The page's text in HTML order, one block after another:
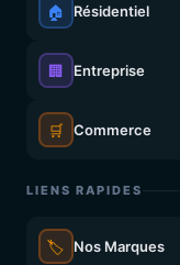
🏠 Résidentiel
🏢 Entreprise
🛒 Commerce
LIENS RAPIDES
🏷️ Nos Marques